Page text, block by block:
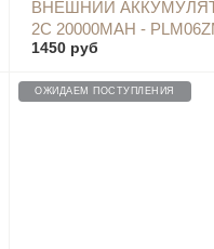
ВНЕШНИЙ
2С 20000MAH -
1450 руб
ОЖИДАЕМ ПОСТУПЛЕНИЯ